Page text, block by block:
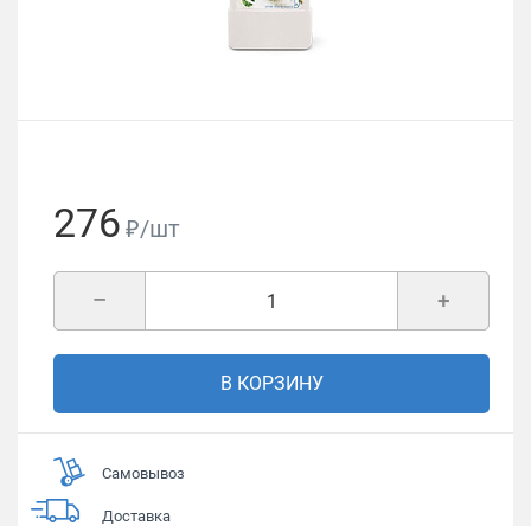
276 ₽/шт
+
–
В КОРЗИНУ
Самовывоз
Доставка